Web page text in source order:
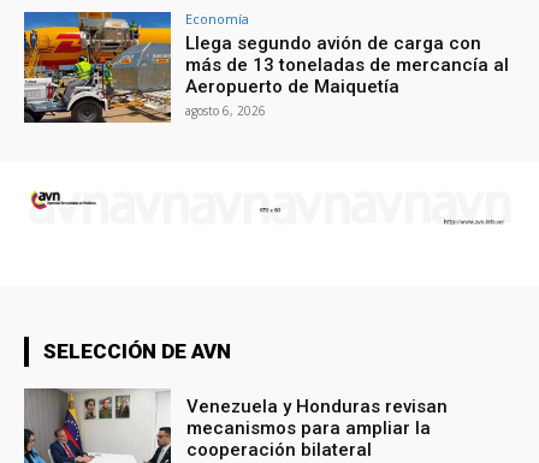
Economía
Llega segundo avión de carga con
más de 13 toneladas de mercancía al
Aeropuerto de Maiquetía
agosto 6, 2026
SELECCIÓN DE AVN
Venezuela y Honduras revisan
mecanismos para ampliar la
cooperación bilateral